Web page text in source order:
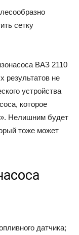
сетку
ВАЗ 2110
результатов не
устройства
которое
Нелишним будет
тоже может
датчика;